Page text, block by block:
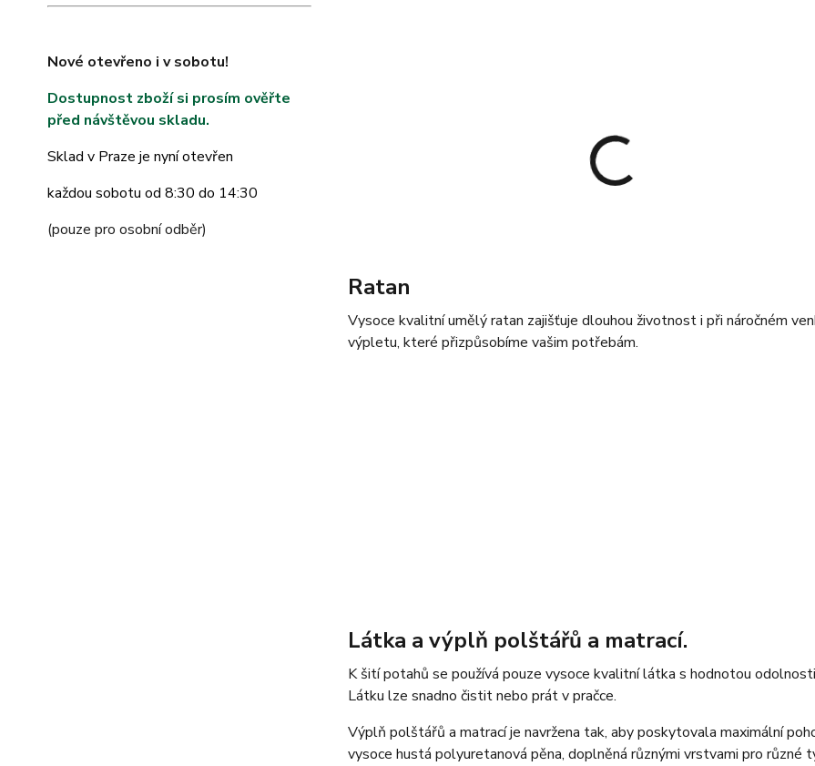
Nové otevřeno i v sobotu!
Dostupnost zboží si prosím ověřte
před návštěvou skladu.
Sklad v Praze je nyní otevřen
každou sobotu od 8:30 do 14:30
(pouze pro osobní odběr)
Ratan
Vysoce kvalitní umělý ratan zajišťuje dlouhou životnost i při náročném
výpletu, které přizpůsobíme vašim potřebám.
Látka a výplň polštářů a matrací.
K šití potahů se používá pouze vysoce kvalitní látka s hodnotou
Látku lze snadno čistit nebo prát v pračce.
Výplň polštářů a matrací je navržena tak, aby poskytovala maximální
vysoce hustá polyuretanová pěna, doplněná různými vrstvami pro různé